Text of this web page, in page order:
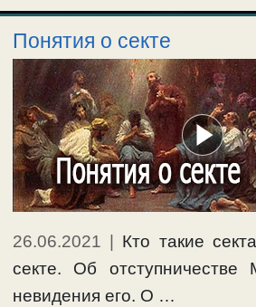
Понятия о секте
26.06.2021
Кто такие
секте. Об
невидения его. О …